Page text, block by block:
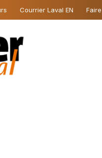
Courrier Laval EN